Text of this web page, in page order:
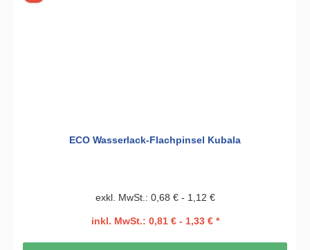
ECO Wasserlack-Flachpinsel Kubala
exkl. MwSt.: 0,68 € - 1,12 €
inkl. MwSt.: 0,81 € - 1,33 € *